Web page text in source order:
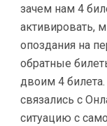
зачем нам 4
активировать,
опоздания на
обратные
двоим 4
связались с
ситуацию с